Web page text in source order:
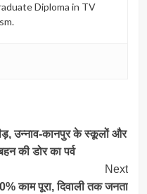
Diploma in TV
उन्नाव-कानपुर के स्कूलों और
की डोर का पर्व
Next
काम पूरा, दिवाली तक जनता